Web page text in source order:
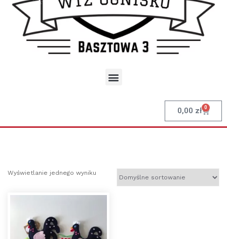
0,00 zł 0
Wyświetlanie jednego wyniku